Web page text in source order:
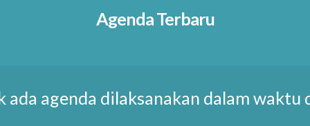
Agenda Terbaru
ada agenda dilaksanakan dalam waktu